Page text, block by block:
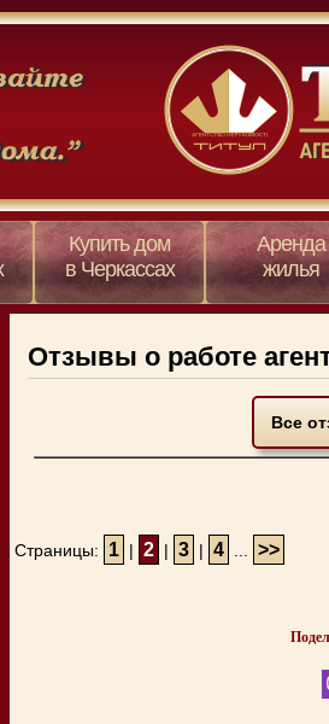
Купить дом
в Черкассах
Аренда
жилья
Отзывы о работе
Страницы: 1 | 2 | 3 | 4 ... >>